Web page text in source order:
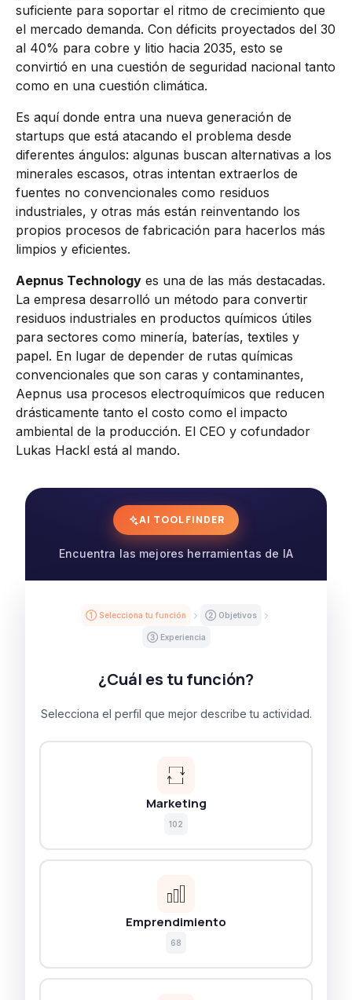
suficiente para soportar el ritmo de crecimiento que
el mercado demanda. Con déficits proyectados del 30
al 40% para cobre y litio hacia 2035, esto se
convirtió en una cuestión de seguridad nacional tanto
como en una cuestión climática.
Es aquí donde entra una nueva generación de
startups que está atacando el problema desde
diferentes ángulos: algunas buscan alternativas a los
minerales escasos, otras intentan extraerlos de
fuentes no convencionales como residuos
industriales, y otras más están reinventando los
propios procesos de fabricación para hacerlos más
limpios y eficientes.
Aepnus Technology es una de las más destacadas.
La empresa desarrolló un método para convertir
residuos industriales en productos químicos útiles
para sectores como minería, baterías, textiles y
papel. En lugar de depender de rutas químicas
convencionales que son caras y contaminantes,
Aepnus usa procesos electroquímicos que reducen
drásticamente tanto el costo como el impacto
ambiental de la producción. El CEO y cofundador
Lukas Hackl está al mando.
AI TOOL FINDER
Encuentra las mejores herramientas de IA
① Selecciona tu función ② Objetivos
③ Experiencia
¿Cuál es tu función?
Selecciona el perfil que mejor describe tu actividad.
Marketing
102
Emprendimiento
68